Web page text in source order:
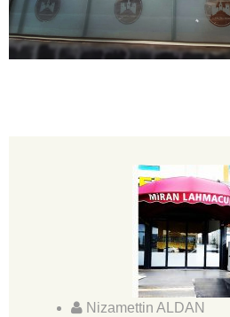
Nizamettin ALDAN